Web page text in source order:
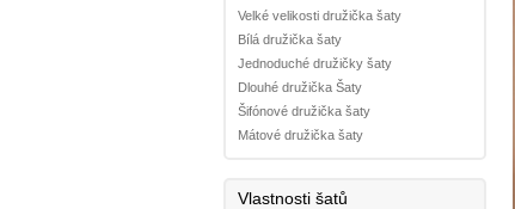
Velké velikosti družička šaty
Bílá družička šaty
Jednoduché družičky šaty
Dlouhé družička Šaty
Šifónové družička šaty
Mátové družička šaty
Vlastnosti šatů